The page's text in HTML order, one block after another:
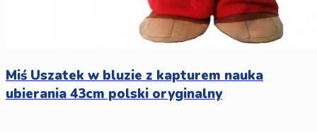
Miś Uszatek w bluzie z kapturem nauka
ubierania 43cm polski oryginalny